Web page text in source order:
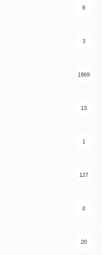
8
3
1869
13
1
127
0
20